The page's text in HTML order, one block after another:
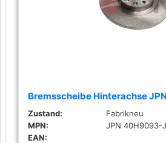
Bremsscheibe Hinterachse
Zustand:
Fabrikneu
MPN:
JPN 40H9093-
EAN: